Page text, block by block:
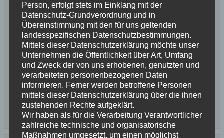
Person, erfolgt stets im Einklang mit der
Datenschutz-Grundverordnung und in
Übereinstimmung mit den für uns geltenden
landesspezifischen Datenschutzbestimmungen.
Mittels dieser Datenschutzerklärung möchte unser
Unternehmen die Öffentlichkeit über Art, Umfang
und Zweck der von uns erhobenen, genutzten und
verarbeiteten personenbezogenen Daten
informieren. Ferner werden betroffene Personen
mittels dieser Datenschutzerklärung über die ihnen
zustehenden Rechte aufgeklärt.
Wir haben als für die Verarbeitung Verantwortlicher
zahlreiche technische und organisatorische
Maßnahmen umgesetzt, um einen möglichst